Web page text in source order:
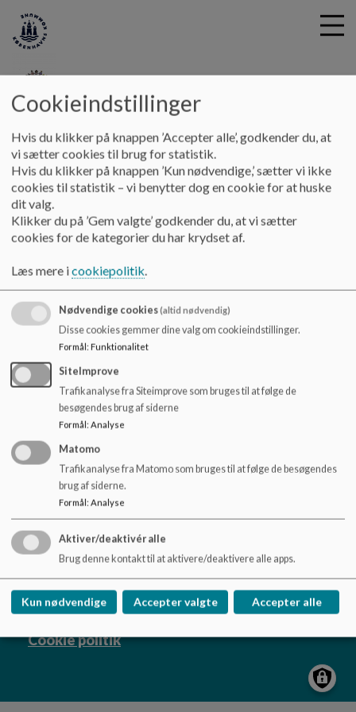
i
Samuelsgaarden
Om os Velkomstfolder
Velkomstfolder
Vi har i 2020 udarbejdet en velkomstfolder til nye eller
kerneværdier, opstart af børn og rutiner.
Denne kan læses herunder:
Dokumenter
Samuelsgaardens velkomstfolder.pdf
Samuelsgaarden
Rådmandsgade 31, 2200 København N
samuelsgaarden@kk.dk
+45 33663171
EAN NR.
5798009389213
Tilgængelighedserklæring
Sitemap
Cookie politik
Cookieindstillinger
Hvis du klikker på knappen ’Accepter alle’, godkender du, at
vi sætter cookies til brug for statistik.
Hvis du klikker på knappen ’Kun nødvendige,’ sætter vi ikke
cookies til statistik – vi benytter dog en cookie for at huske
dit valg.
Klikker du på ’Gem valgte’ godkender du, at vi sætter
cookies for de kategorier du har krydset af.
Læs mere icookiepolitik.
Nødvendige cookies(altid nødvendig)
Disse cookies gemmer dine valg om cookieindstillinger.
Formål: Funktionalitet
SiteImprove
Trafikanalyse fra Siteimprove som bruges til at følge de
besøgendes brug af siderne
Formål: Analyse
Matomo
Trafikanalyse fra Matomo som bruges til at følge de besøgendes
brug af siderne.
Formål: Analyse
Aktiver/deaktivér alle
Brug denne kontakt til at aktivere/deaktivere alle apps.
Kun nødvendige Accepter valgte Accepter alle